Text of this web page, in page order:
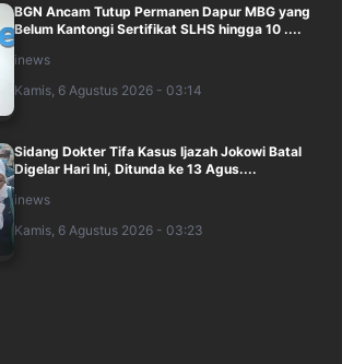
BGN Ancam Tutup Permanen Dapur MBG yang
Belum Kantongi Sertifikat SLHS hingga 10 ....
inews
Kamis, 6 Agustus 2026 - 03:14
Sidang Dokter Tifa Kasus Ijazah Jokowi Batal
Digelar Hari Ini, Ditunda ke 13 Agus....
inews
Kamis, 6 Agustus 2026 - 03:23